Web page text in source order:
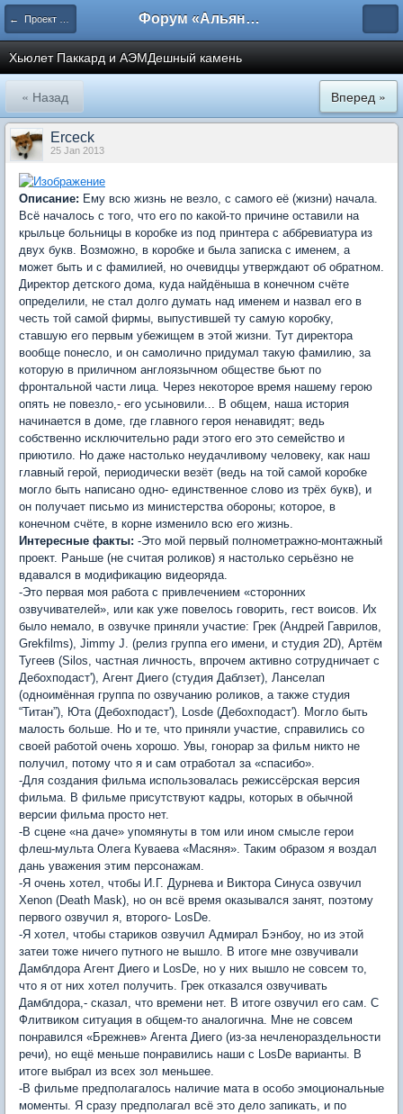
← Проект возмездия Форум «Альянса вольных переводчиков»
Хьюлет Паккард и АЭМДешный камень
« Назад Вперед »
Erceck
25 Jan 2013
Описание: Ему всю жизнь не везло, с самого её (жизни) начала.
Всё началось с того, что его по какой-то причине оставили на
крыльце больницы в коробке из под принтера с аббревиатура из
двух букв. Возможно, в коробке и была записка с именем, а
может быть и с фамилией, но очевидцы утверждают об обратном.
Директор детского дома, куда найдёныша в конечном счёте
определили, не стал долго думать над именем и назвал его в
честь той самой фирмы, выпустившей ту самую коробку,
ставшую его первым убежищем в этой жизни. Тут директора
вообще понесло, и он самолично придумал такую фамилию, за
которую в приличном англоязычном обществе бьют по
фронтальной части лица. Через некоторое время нашему герою
опять не повезло,- его усыновили... В общем, наша история
начинается в доме, где главного героя ненавидят; ведь
собственно исключительно ради этого его это семейство и
приютило. Но даже настолько неудачливому человеку, как наш
главный герой, периодически везёт (ведь на той самой коробке
могло быть написано одно- единственное слово из трёх букв), и
он получает письмо из министерства обороны; которое, в
конечном счёте, в корне изменило всю его жизнь.
Интересные факты: -Это мой первый полнометражно-монтажный
проект. Раньше (не считая роликов) я настолько серьёзно не
вдавался в модификацию видеоряда.
-Это первая моя работа с привлечением «сторонних
озвучивателей», или как уже повелось говорить, гест воисов. Их
было немало, в озвучке приняли участие: Грек (Андрей Гаврилов,
Grekfilms), Jimmy J. (релиз группа его имени, и студия 2D), Артём
Тугеев (Silos, частная личность, впрочем активно сотрудничает с
Дебохподаст'), Агент Диего (студия Даблзет), Ланселап
(одноимённая группа по озвучанию роликов, а также студия
“Титан”), Юта (Дебохподаст'), Losde (Дебохподаст'). Могло быть
малость больше. Но и те, что приняли участие, справились со
своей работой очень хорошо. Увы, гонорар за фильм никто не
получил, потому что я и сам отработал за «спасибо».
-Для создания фильма использовалась режиссёрская версия
фильма. В фильме присутствуют кадры, которых в обычной
версии фильма просто нет.
-В сцене «на даче» упомянуты в том или ином смысле герои
флеш-мульта Олега Куваева «Масяня». Таким образом я воздал
дань уважения этим персонажам.
-Я очень хотел, чтобы И.Г. Дурнева и Виктора Синуса озвучил
Xenon (Death Mask), но он всё время оказывался занят, поэтому
первого озвучил я, второго- LosDe.
-Я хотел, чтобы стариков озвучил Адмирал Бэнбоу, но из этой
затеи тоже ничего путного не вышло. В итоге мне озвучивали
Дамблдора Агент Диего и LosDe, но у них вышло не совсем то,
что я от них хотел получить. Грек отказался озвучивать
Дамблдора,- сказал, что времени нет. В итоге озвучил его сам. С
Флитвиком ситуация в общем-то аналогична. Мне не совсем
понравился «Брежнев» Агента Диего (из-за нечленораздельности
речи), но ещё меньше понравились наши с LosDe варианты. В
итоге выбрал из всех зол меньшее.
-В фильме предполагалось наличие мата в особо эмоциональные
моменты. Я сразу предполагал всё это дело запикать, и по